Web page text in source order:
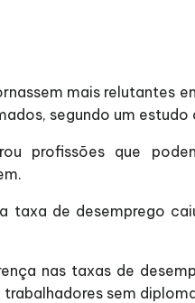
mais relutantes
segundo um
profissões que
de desemprego
nas taxas de
sem